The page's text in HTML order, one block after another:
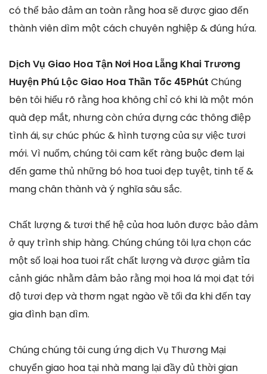
có thể bảo đảm an toàn rằng hoa sẽ được giao đến
thành viên dìm một cách chuyên nghiệp & đúng hứa.
Dịch Vụ Giao Hoa Tận Nơi Hoa Lẵng Khai Trương
Huyện Phú Lộc Giao Hoa Thần Tốc 45Phút Chúng
bên tôi hiểu rõ rằng hoa không chỉ có khi là một món
quà đẹp mắt, nhưng còn chứa đựng các thông điệp
tình ái, sự chúc phúc & hình tượng của sự việc tươi
mới. Vì nuốm, chúng tôi cam kết ràng buộc đem lại
đến game thủ những bó hoa tuoi đẹp tuyệt, tinh tế &
mang chân thành và ý nghĩa sâu sắc.
Chất lượng & tươi thế hệ của hoa luôn được bảo đảm
ở quy trình ship hàng. Chúng chúng tôi lựa chọn các
một số loại hoa tuoi rất chất lượng và được giảm tỉa
cảnh giác nhằm đảm bảo rằng mọi hoa lá mọi đạt tới
độ tươi đẹp và thơm ngạt ngào về tối đa khi đến tay
gia đình bạn dìm.
Chúng chúng tôi cung ứng dịch Vụ Thương Mại
chuyển giao hoa tại nhà mang lại đầy đủ thời gian